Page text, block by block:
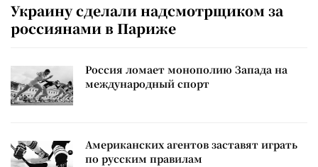
Украину сделали надсмотрщиком за
россиянами в Париже
Россия ломает монополию Запада на
международный спорт
Американских агентов заставят играть
по русским правилам